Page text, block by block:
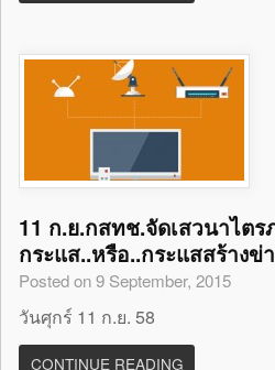
11 ก.ย.กสทช.จัดเสวนาไตร
กระแส..หรือ..กระแสสร้างข่
Posted on 9 September, 2015
วันศุกร์ 11 ก.ย. 58
CONTINUE READING